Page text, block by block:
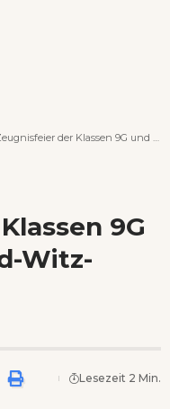
der Klassen 9G und 10 der Konrad-Witz-Schule Rottweil
9G
Witz-
Lesezeit 2 Min.